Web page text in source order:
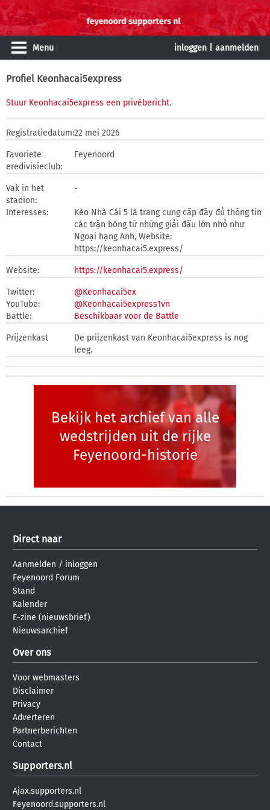
Menu inloggen aanmelden
Profiel Keonhacai5express
Stuur Keonhacai5express een privébericht.
Registratiedatum:22 mei 2026
Favoriete
eredivisieclub:
Feyenoord
Vak in het
stadion:
-
Interesses:
Kèo Nhà Cái 5 là trang cung cấp đầy đủ thông tin
các trận bóng từ những giải đấu lớn nhỏ như
Ngoại hạng Anh, Website:
https://keonhacai5.express/
Website: https://keonhacai5.express/
Twitter:
@Keonhacai5ex
YouTube:
@Keonhacai5express1vn
Battle:
Beschikbaar voor de Battle
Prijzenkast
De prijzenkast van Keonhacai5express is nog
leeg.
Bekijk het archief van alle
wedstrijden uit de rijke
Feyenoord-historie
Direct naar
Aanmelden / inloggen
Feyenoord Forum
Stand
Kalender
E-zine (nieuwsbrief)
Nieuwsarchief
Over ons
Voor webmasters
Disclaimer
Privacy
Adverteren
Partnerberichten
Contact
Supporters.nl
Ajax.supporters.nl
Feyenoord.supporters.nl